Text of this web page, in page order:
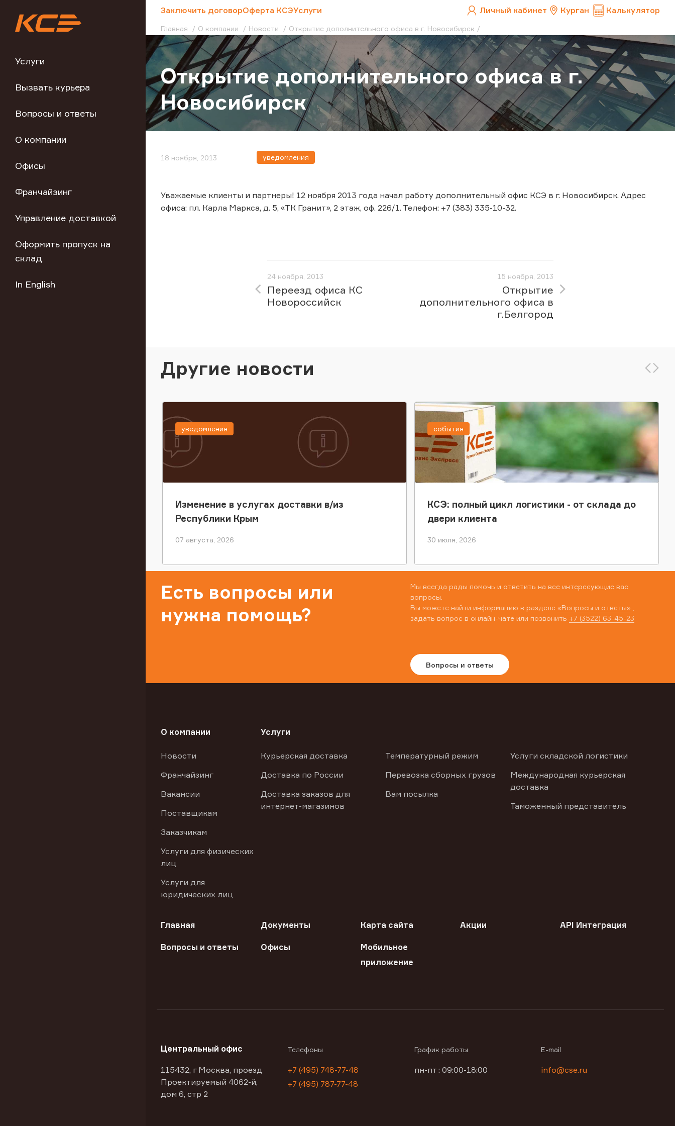
Услуги
Вызвать курьера
Вопросы и ответы
О компании
Офисы
Франчайзинг
Управление доставкой
Оформить пропуск на
склад
In English
Заключить договорОферта КСЭУслуги Личный кабинет Курган Калькулятор
Главная О компании Новости Открытие дополнительного офиса в г. Новосибирск
Открытие дополнительного офиса в г.
Новосибирск
18 ноября, 2013 уведомления
Уважаемые клиенты и партнеры! 12 ноября 2013 года начал работу дополнительный офис КСЭ в г. Новосибирск. Адрес
офиса: пл. Карла Маркса, д. 5, «ТК Гранит», 2 этаж, оф. 226/1. Телефон: +7 (383) 335-10-32.
24 ноября, 2013
Переезд офиса КС
Новороссийск
15 ноября, 2013
Открытие
дополнительного офиса в
г.Белгород
Другие новости
Изменение в услугах доставки в/из
Республики Крым
07 августа, 2026
уведомления
КСЭ: полный цикл логистики - от склада до
двери клиента
30 июля, 2026
события
Есть вопросы или
нужна помощь?
Мы всегда рады помочь и ответить на все интересующие вас
вопросы.
Вы можете найти информацию в разделе «Вопросы и ответы»
задать вопрос в онлайн-чате или позвонить +7 (3522) 63-45-23
Вопросы и ответы
О компании
Новости
Франчайзинг
Вакансии
Поставщикам
Заказчикам
Услуги для физических
лиц
Услуги для
юридических лиц
Услуги
Курьерская доставка
Доставка по России
Доставка заказов для
интернет-магазинов
Температурный режим
Перевозка сборных грузов
Вам посылка
Услуги складской логистики
Международная курьерская
доставка
Таможенный представитель
Главная Документы Карта сайта Акции API Интеграция
Вопросы и ответы Офисы
Мобильное
приложение
Центральный офис
115432, г Москва, проезд
Проектируемый 4062-й,
дом 6, стр 2
Телефоны
+7 (495) 748-77-48
+7 (495) 787-77-48
График работы
пн-пт : 09:00-18:00
E-mail
info@cse.ru